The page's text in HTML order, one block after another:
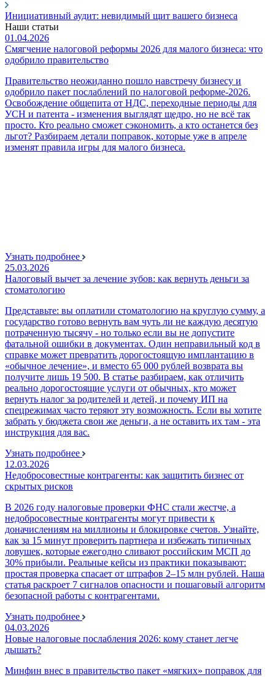
Инициативный аудит: невидимый щит вашего бизнеса
Наши статьи
01.04.2026
Смягчение налоговой реформы 2026 для малого бизнеса: что
одобрило правительство
Правительство неожиданно пошло навстречу бизнесу и
одобрило пакет послаблений по налоговой реформе‑2026.
Освобождение общепита от НДС, переходные периоды для
УСН и патента - изменения выглядят щедро, но не всё так
просто. Кто реально сможет сэкономить, а кто останется без
льгот? Разбираем детали поправок, которые уже в апреле
изменят правила игры для малого бизнеса.
Узнать подробнее
25.03.2026
Налоговый вычет за лечение зубов: как вернуть деньги за
стоматологию
Представьте: вы оплатили стоматологию на круглую сумму, а
государство готово вернуть вам чуть ли не каждую десятую
потраченную тысячу - но только если вы не допустите
фатальной ошибки в документах. Один неправильный код в
справке может превратить дорогостоящую имплантацию в
«обычное лечение», и вместо 65 000 рублей возврата вы
получите лишь 19 500. В статье разбираем, как отличить
реально дорогостоящие услуги от обычных, кто может
вернуть налог за родителей и детей, и почему ИП на
спецрежимах часто теряют эту возможность. Если вы хотите
забрать у бюджета свои же деньги, а не оставить их там - эта
инструкция для вас.
Узнать подробнее
12.03.2026
Недобросовестные контрагенты: как защитить бизнес от
скрытых рисков
В 2026 году налоговые проверки ФНС стали жестче, а
недобросовестные контрагенты могут привести к
доначислениям на миллионы и блокировке счетов. Узнайте,
как за 15 минут проверить партнера и избежать типичных
ловушек, которые ежегодно сливают российским МСП до
30% прибыли. Реальные кейсы из практики показывают:
простая проверка спасает от штрафов 2–15 млн рублей. Наша
статья раскроет 7 сигналов опасности и пошаговый алгоритм
безопасной работы с контрагентами.
Узнать подробнее
04.03.2026
Новые налоговые послабления 2026: кому станет легче
дышать?
Минфин внес в правительство пакет «мягких» поправок для